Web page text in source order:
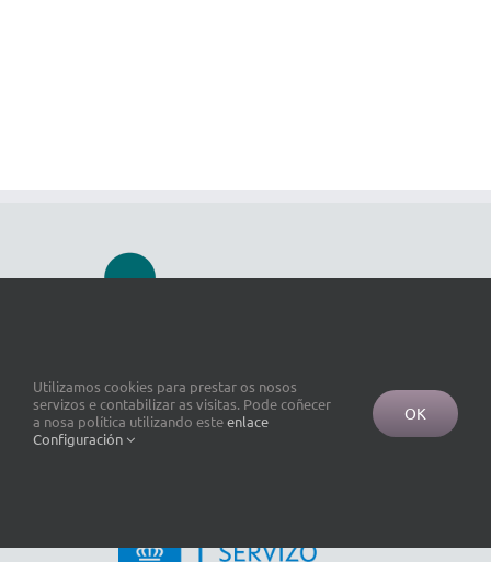
Utilizamos cookies para prestar os nosos
servizos e contabilizar as visitas. Pode coñecer
a nosa política utilizando esteenlace
Configuración
OK